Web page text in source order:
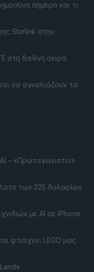
σήμερα και τι
Starlink στην
στη διεθνή σειρά
να αγκαλιάζουν τα
– «Πρωταγωνιστεί»
των 225 δολαρίων
με ΑΙ σε iPhone
φτιάχνει LEGO μας